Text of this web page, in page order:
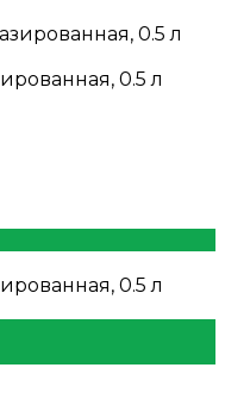
0.5 л
0.5 л